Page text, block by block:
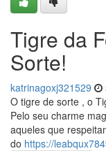
Tigre da
Sorte!
katrinagoxj321529
O tigre de sorte , o
Pelo seu charme
aqueles que
do https://